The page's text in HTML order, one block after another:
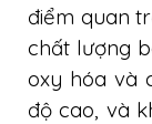
điểm quan
chất lượng
oxy hóa và
độ cao, và